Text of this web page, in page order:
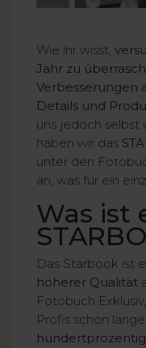
Wie ihr wisst,
Jahr zu
Verbesserungen
Details und
uns jedoch selbst
haben wir das
unter den
an, was für ein
Was ist
Das Starbook ist
höherer Qualität
Fotobuch
Profis schon